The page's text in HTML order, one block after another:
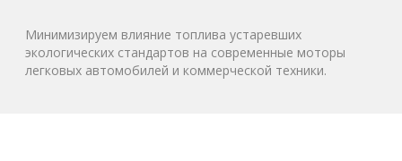
Минимизируем влияние топлива устаревших
экологических стандартов на современные моторы
легковых автомобилей и коммерческой техники.